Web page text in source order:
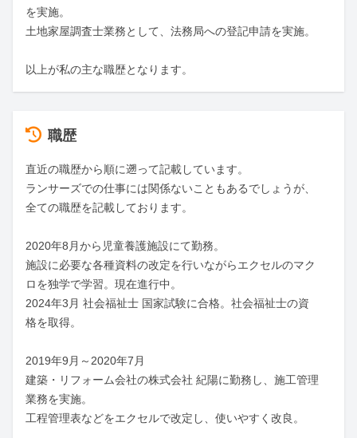
を実施。
土地家屋調査士業務として、法務局への登記申請を実施。
以上が私の主な職歴となります。
職歴
直近の職歴から順に遡って記載しています。
ランサーズでの仕事には関係ないこともあるでしょうが、
全ての職歴を記載しております。
2020年8月から児童養護施設にて勤務。
施設に必要な各種資料の改定を行いながらエクセルのマク
ロを独学で学習。現在進行中。
2024年3月 社会福祉士 国家試験に合格。社会福祉士の資
格を取得。
2019年9月～2020年7月
建築・リフォーム会社の株式会社 紀陽に勤務し、施工管理
業務を実施。
工程管理表などをエクセルで改定し、使いやすく改良。